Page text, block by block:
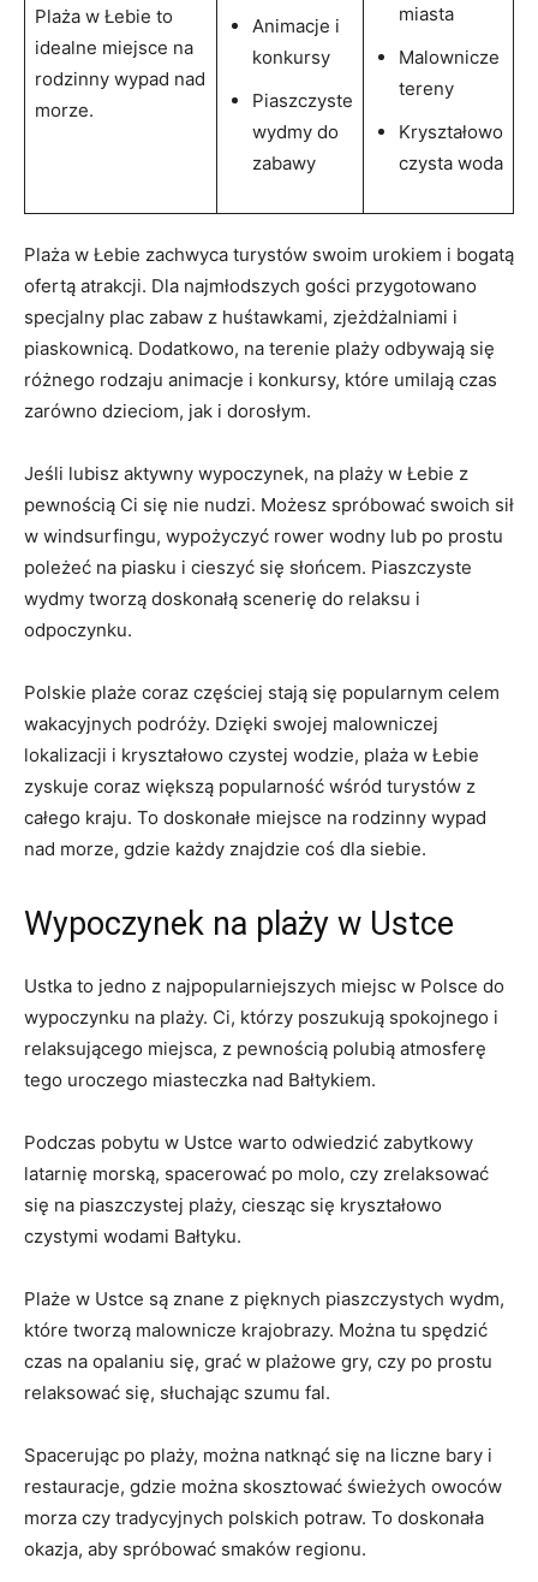
Plaża w Łebie to
idealne miejsce na
rodzinny wypad nad
morze.
Animacje i
konkursy
Piaszczyste‍
wydmy‌ do
zabawy
miasta
Malownicze
tereny
Kryształowo
czysta woda
Plaża w​ Łebie zachwyca turystów swoim urokiem i bogatą
ofertą​ atrakcji. Dla najmłodszych gości przygotowano
specjalny plac zabaw z huśtawkami, zjeżdżalniami i
⁤piaskownicą. Dodatkowo, na terenie plaży odbywają się
różnego rodzaju animacje i konkursy, które umilają czas
zarówno dzieciom, jak i dorosłym.
Jeśli lubisz aktywny ⁢wypoczynek, na plaży w ‍Łebie z
pewnością Ci się nie nudzi. Możesz spróbować swoich⁤ sił
w windsurfingu, wypożyczyć rower wodny lub ⁢po prostu
poleżeć na piasku​ i cieszyć się słońcem. Piaszczyste
wydmy tworzą doskonałą ​scenerię do relaksu i
odpoczynku.
Polskie plaże ⁤coraz częściej stają się popularnym celem
wakacyjnych podróży. Dzięki swojej malowniczej
lokalizacji i kryształowo czystej wodzie, plaża w Łebie
zyskuje coraz większą popularność wśród turystów z
całego kraju. To doskonałe miejsce na ​rodzinny wypad ​
nad morze, gdzie⁢ każdy znajdzie coś dla‍ siebie.
Wypoczynek na ⁤plaży w‍ Ustce
Ustka to jedno z najpopularniejszych miejsc w Polsce do
wypoczynku na plaży. Ci, ⁢którzy poszukują spokojnego i
relaksującego miejsca, z pewnością polubią atmosferę
tego ‌uroczego miasteczka nad Bałtykiem.
Podczas pobytu w Ustce warto odwiedzić zabytkowy ​
latarnię morską, spacerować po molo, czy⁢ zrelaksować
się na piaszczystej ⁣plaży, ciesząc ‌się‌ kryształowo
czystymi wodami Bałtyku.
Plaże w ⁤Ustce⁤ są ‌znane z pięknych piaszczystych ⁢wydm,
które tworzą malownicze krajobrazy. Można tu ⁢spędzić​
czas na opalaniu​ się, grać⁢ w plażowe gry, czy po ⁢prostu
relaksować się, słuchając szumu fal.
Spacerując po plaży, można natknąć się na liczne bary i
restauracje, gdzie można​ skosztować świeżych ⁤owoców
morza czy tradycyjnych polskich potraw. To doskonała
okazja, aby ‌spróbować smaków regionu.